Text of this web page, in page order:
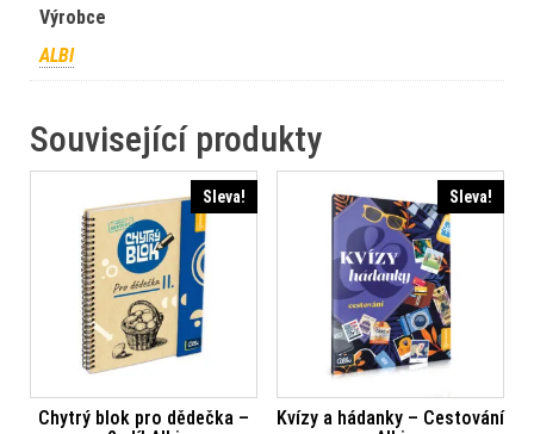
Výrobce
ALBI
Související produkty
Sleva!
Chytrý blok pro dědečka –
Sleva!
Kvízy a hádanky – Cestování